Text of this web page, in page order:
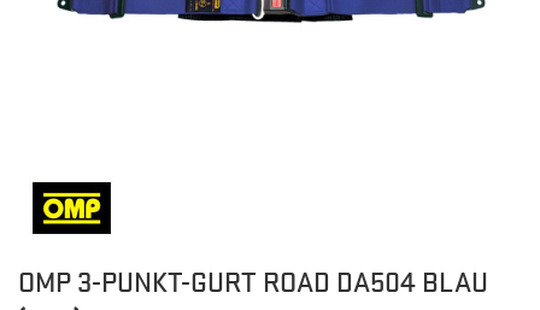
OMP 3-PUNKT-GURT ROAD DA504 BLAU